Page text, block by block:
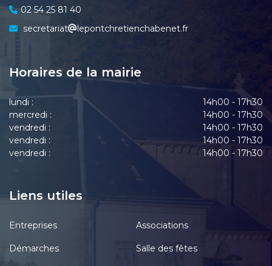
02 54 25 81 40
secretariat
lepontchretienchabenet.fr
Horaires de la mairie
lundi :
14h00 - 17h30
mercredi :
14h00 - 17h30
vendredi :
14h00 - 17h30
vendredi :
14h00 - 17h30
vendredi :
14h00 - 17h30
Liens utiles
Entreprises Associations
Démarches Salle des fêtes